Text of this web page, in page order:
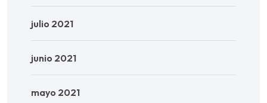
julio 2021
junio 2021
mayo 2021